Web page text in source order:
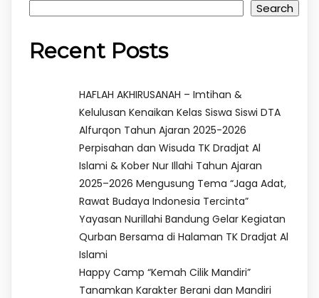
Search
Recent Posts
HAFLAH AKHIRUSANAH – Imtihan &
Kelulusan Kenaikan Kelas Siswa Siswi DTA
Alfurqon Tahun Ajaran 2025-2026
Perpisahan dan Wisuda TK Dradjat Al
Islami & Kober Nur Illahi Tahun Ajaran
2025–2026 Mengusung Tema “Jaga Adat,
Rawat Budaya Indonesia Tercinta”
Yayasan Nurillahi Bandung Gelar Kegiatan
Qurban Bersama di Halaman TK Dradjat Al
Islami
Happy Camp “Kemah Cilik Mandiri”
Tanamkan Karakter Berani dan Mandiri